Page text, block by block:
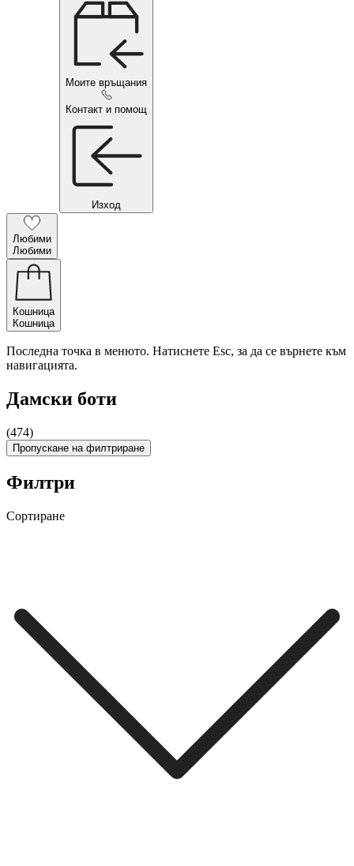
Моите връщания
Контакт и помощ
Изход
Любими
Любими
Кошница
Кошница
Последна точка в менюто. Натиснете Esc, за да се върнете към
навигацията.
Дамски боти
(474)
Пропускане на филтриране
Филтри
Сортиране